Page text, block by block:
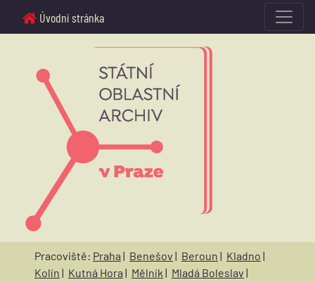
Úvodní stránka
Pracoviště: Praha | Benešov | Beroun | Kladno |
Kolín | Kutná Hora | Mělník | Mladá Boleslav |